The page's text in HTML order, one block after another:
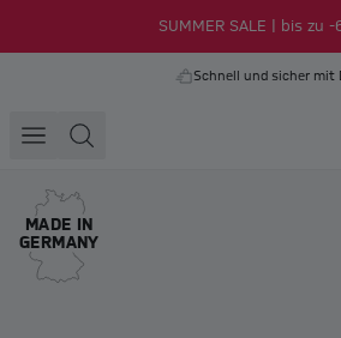
SUMMER SALE | bis zu -
Schnell und sicher mit
MADE IN
GERMANY